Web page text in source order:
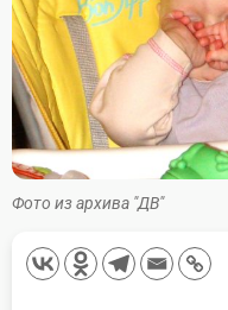
Фото из архива "ДВ"